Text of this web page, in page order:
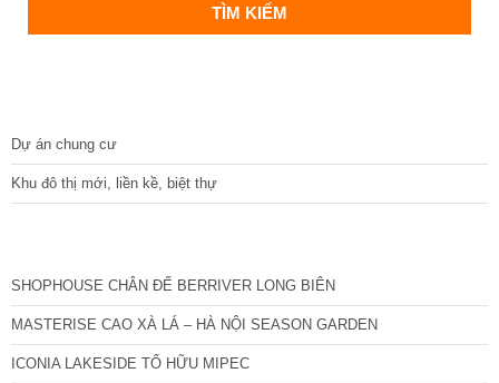
Dự án chung cư
Khu đô thị mới, liền kề, biệt thự
SHOPHOUSE CHÂN ĐẾ BERRIVER LONG BIÊN
MASTERISE CAO XÀ LÁ – HÀ NỘI SEASON GARDEN
ICONIA LAKESIDE TỐ HỮU MIPEC